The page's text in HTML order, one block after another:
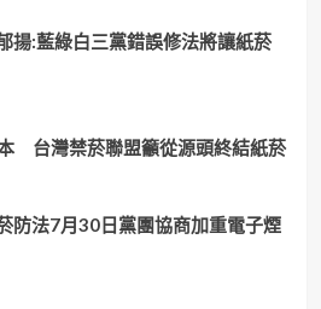
:藍綠白三黨錯誤修法將讓紙菸
台灣禁菸聯盟籲從源頭終結紙菸
防法7月30日黨團協商加重電子煙